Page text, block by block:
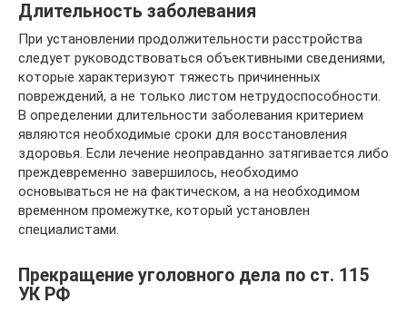
Длительность заболевания
При установлении продолжительности расстройства
следует руководствоваться объективными сведениями,
которые характеризуют тяжесть причиненных
повреждений, а не только листом нетрудоспособности.
В определении длительности заболевания критерием
являются необходимые сроки для восстановления
здоровья. Если лечение неоправданно затягивается либо
преждевременно завершилось, необходимо
основываться не на фактическом, а на необходимом
временном промежутке, который установлен
специалистами.
Прекращение уголовного дела по ст. 115
УК РФ